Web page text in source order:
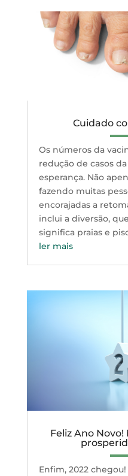
Cuidado
Os números da
redução de casos
esperança. Não
fazendo muitas
encorajadas a
inclui a diversão,
significa praias e
ler mais
Feliz Ano
Enfim, 2022